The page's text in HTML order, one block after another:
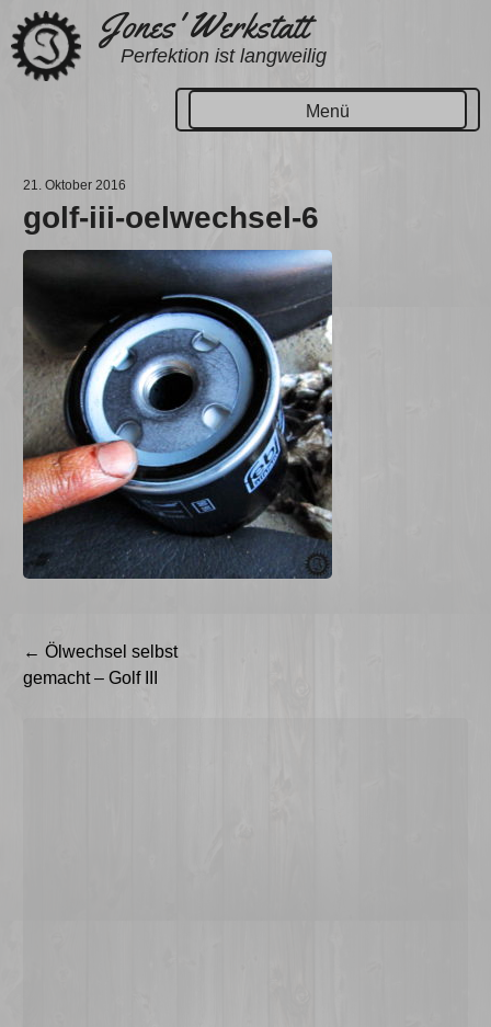
Zum
Inhalt
springen
Jones' Werkstatt
Perfektion ist langweilig
Menü
21. Oktober 2016
golf-iii-oelwechsel-6
Beitragsnavigation
← Ölwechsel selbst
gemacht – Golf III